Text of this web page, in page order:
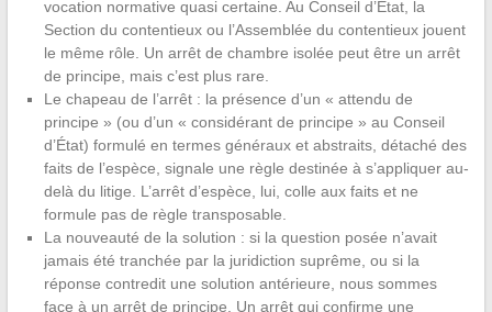
vocation normative quasi certaine. Au Conseil d’État, la
Section du contentieux ou l’Assemblée du contentieux jouent
le même rôle. Un arrêt de chambre isolée peut être un arrêt
de principe, mais c’est plus rare.
Le chapeau de l’arrêt : la présence d’un « attendu de
principe » (ou d’un « considérant de principe » au Conseil
d’État) formulé en termes généraux et abstraits, détaché des
faits de l’espèce, signale une règle destinée à s’appliquer au-
delà du litige. L’arrêt d’espèce, lui, colle aux faits et ne
formule pas de règle transposable.
La nouveauté de la solution : si la question posée n’avait
jamais été tranchée par la juridiction suprême, ou si la
réponse contredit une solution antérieure, nous sommes
face à un arrêt de principe. Un arrêt qui confirme une